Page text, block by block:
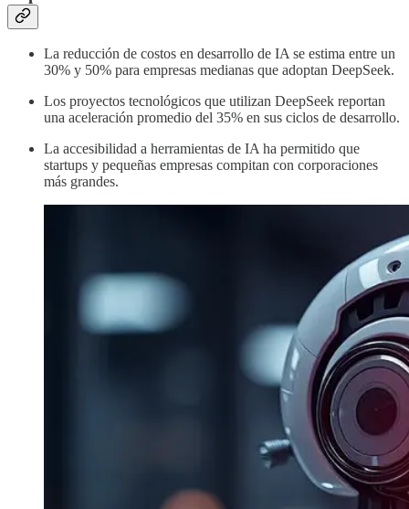
La reducción de costos en desarrollo de IA se estima entre un
30% y 50% para empresas medianas que adoptan DeepSeek.
Los proyectos tecnológicos que utilizan DeepSeek reportan
una aceleración promedio del 35% en sus ciclos de desarrollo.
La accesibilidad a herramientas de IA ha permitido que
startups y pequeñas empresas compitan con corporaciones
más grandes.